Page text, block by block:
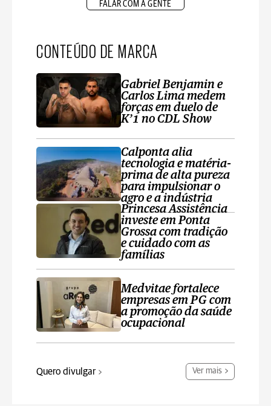
FALAR COM A GENTE
CONTEÚDO DE MARCA
Gabriel Benjamin e
Carlos Lima medem
forças em duelo de
K’1 no CDL Show
Calponta alia
tecnologia e matéria-
prima de alta pureza
para impulsionar o
agro e a indústria
Princesa Assistência
investe em Ponta
Grossa com tradição
e cuidado com as
famílias
Medvitae fortalece
empresas em PG com
a promoção da saúde
ocupacional
Quero divulgar Ver mais